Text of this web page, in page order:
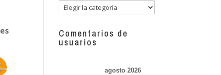
Descubre
guías
Comentarios de
usuarios
agosto 2026